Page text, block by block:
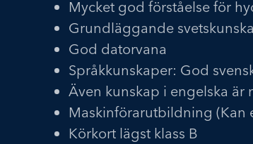
Mycket god förståelse för
Grundläggande
God datorvana
Språkkunskaper: God
Även kunskap i engelska är
Maskinförarutbildning
Körkort lägst klass B